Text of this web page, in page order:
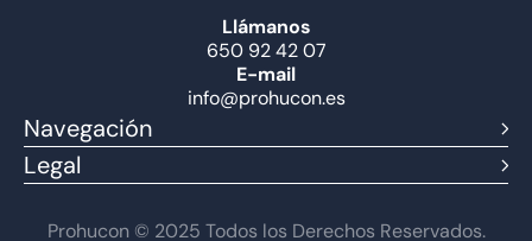
Llámanos
650 92 42 07
E-mail
info@prohucon.es
Navegación
Legal
Prohucon © 2025 Todos los Derechos Reservados.